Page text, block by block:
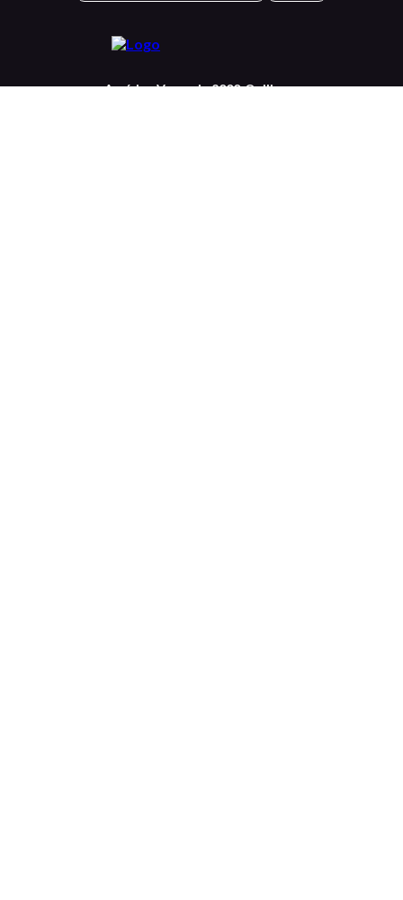
Américo Vespucio 2000, Quilicura